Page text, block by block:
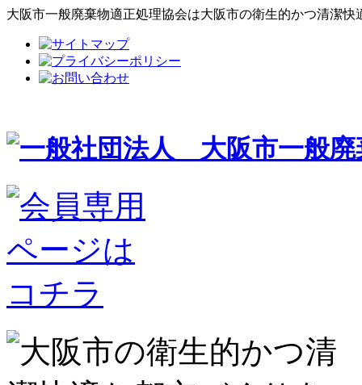
大阪市一般廃棄物適正処理協会は大阪市の衛生的かつ清潔